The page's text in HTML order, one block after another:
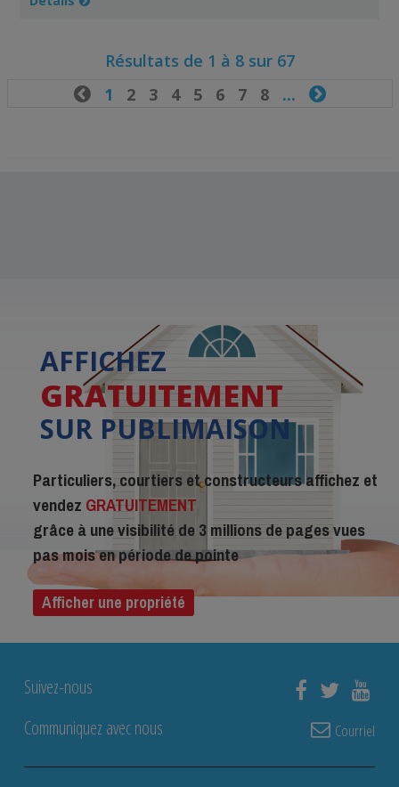
Résultats de 1 à 8 sur 67
1 2 3 4 5 6 7 8... 
AFFICHEZ
GRATUITEMENT
SUR PUBLIMAISON
Particuliers, courtiers et constructeurs affichez et
vendez GRATUITEMENT
grâce à une visibilité de 3 millions de pages vues
pas mois en période de pointe
Afficher une propriété
Suivez-nous
Communiquez avec nous
Courriel